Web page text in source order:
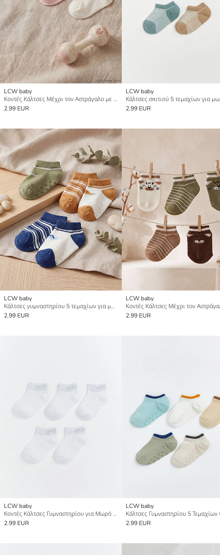
LCW baby
Κοντές Κάλτσες Μέχρι τον Αστράγαλο με Τούλινα Βολάν για μωρό κορίτσι 3-Τεμάχια
2.99 EUR
LCW baby
2.99 EUR
LCW baby
Κάλτσες γυμναστηρίου 5 τεμαχίων για μωρό αγόρι
2.99 EUR
LCW baby
2.99 EUR
LCW baby
Κοντές Κάλτσες Γυμναστηρίου για Μωρό Αγόρι 5-Πακέτο
2.99 EUR
LCW baby
2.99 EUR